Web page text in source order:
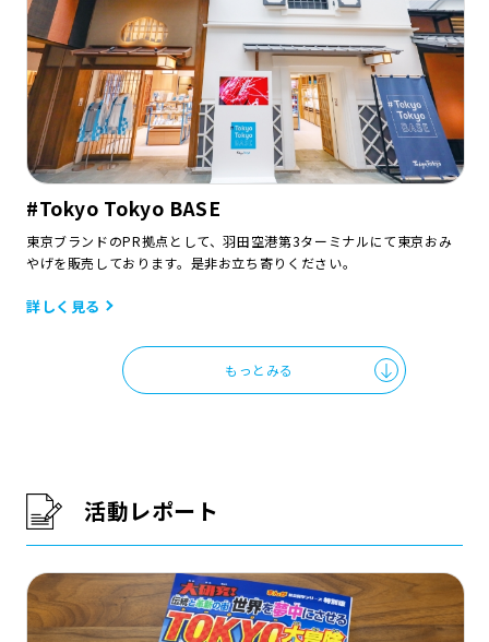
#Tokyo Tokyo BASE
東京ブランドのPR拠点として、羽田空港第3ターミナルにて東京おみ
やげを販売しております。是非お立ち寄りください。
詳しく見る
もっとみる
活動レポート